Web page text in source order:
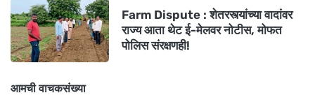
Farm Dispute : शेतरस्त्यांच्या वादांवर
राज्य आता थेट ई-मेलवर नोटीस, मोफत
पोलिस संरक्षणही!
आमची वाचकसंख्या